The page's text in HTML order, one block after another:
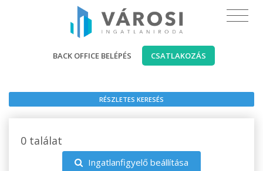
BACK OFFICE BELÉPÉS CSATLAKOZÁS
RÉSZLETES KERESÉS
0 találat
Ingatlanfigyelő beállítása